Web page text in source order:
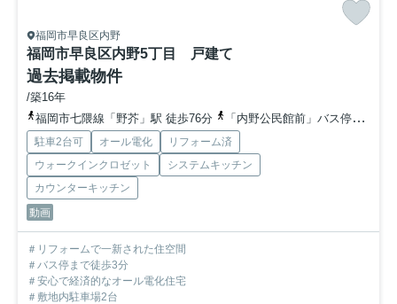
福岡市早良区内野
福岡市早良区内野5丁目 戸建て
過去掲載物件
/築16年
福岡市七隈線「野芥」駅 徒歩76分
「内野公民館前」バス停下車 徒歩3分
駐車2台可 オール電化
リフォーム済
ウォークインクロゼット
システムキッチン
カウンターキッチン
動画
＃リフォームで一新された住空間
＃バス停まで徒歩3分
＃安心で経済的なオール電化住宅
＃敷地内駐車場2台